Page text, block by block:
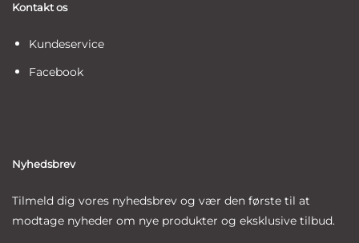
Kontakt os
Kundeservice
Facebook
Nyhedsbrev
Tilmeld dig vores nyhedsbrev og vær den første til at
modtage nyheder om nye produkter og eksklusive tilbud.